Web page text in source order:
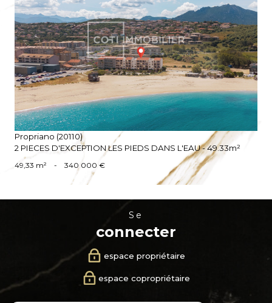
VOIR LE BIEN
Propriano (20110)
2 PIECES D'EXCEPTION LES PIEDS DANS L'EAU - 49.33m²
49,33 m² - 340 000 €
se
connecter
espace propriétaire
espace copropriétaire